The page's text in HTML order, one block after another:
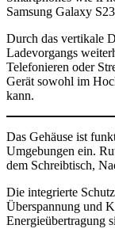
Samsung Galaxy
Durch das vertikale
Ladevorgangs
Telefonieren oder
Gerät sowohl im
kann.
Das Gehäuse ist
Umgebungen ein.
dem Schreibtisch,
Die integrierte
Überspannung und
Energieübertragung